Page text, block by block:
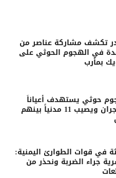
تكشف مشاركة عناصر من
في الهجوم الحوثي على
بمأرب
حوثي يستهدف أعياناً
مدنية في نجران ويصيب 11 مدنياً بينهم
في قوات الطوارئ اليمنية:
جراء الضربة ونحذر من